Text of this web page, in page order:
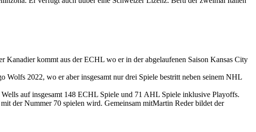
kommt aus der ECHL wo er in der abgelaufenen Saison Kansas City
2022, wo er aber insgesamt nur drei Spiele bestritt neben seinem NHL
auf insgesamt 148 ECHL Spiele und 71 AHL Spiele inklusive Playoffs.
der Nummer 70 spielen wird. Gemeinsam mitMartin Reder bildet der